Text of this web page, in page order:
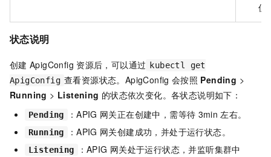
仅
状态说明
创建 ApigConfig 资源后，可以通过 kubectl get
ApigConfig 查看资源状态。ApigConfig 会按照 Pending >
Running > Listening 的状态依次变化。各状态说明如下：
Pending ：APIG 网关正在创建中，需等待 3min 左右。
Running ：APIG 网关创建成功，并处于运行状态。
Listening ：APIG 网关处于运行状态，并监听集群中